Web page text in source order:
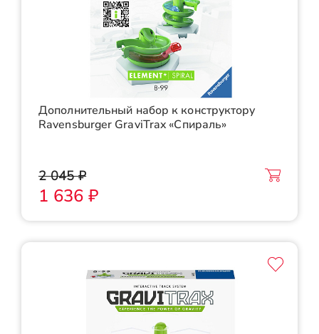
Дополнительный набор к конструктору
Ravensburger GraviTrax «Спираль»
2 045 ₽
1 636 ₽